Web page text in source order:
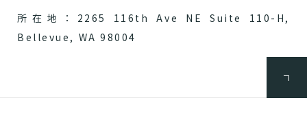
所在地：2265 116th Ave NE Suite 110-H,
Bellevue, WA 98004